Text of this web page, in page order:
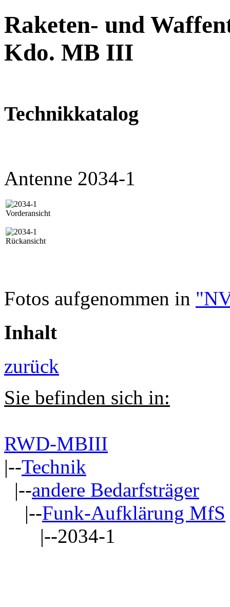
Raketen- und
Kdo. MB III
Technikkatalog
Antenne 2034-1
Vorderansicht
Rückansicht
Fotos aufgenommen in
Inhalt
zurück
Sie befinden sich in:
RWD-MBIII
|--Technik
|--andere Bedarfsträger
|--Funk-Aufklärung MfS
|--2034-1